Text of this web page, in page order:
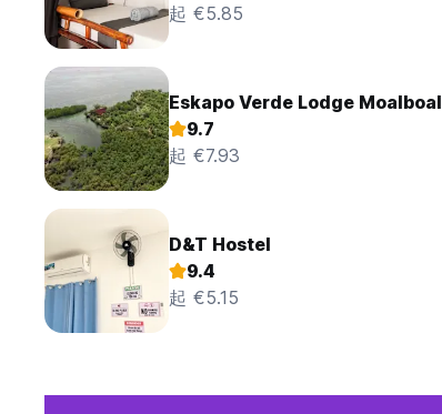
起 €5.85
Eskapo Verde Lodge Moalboal
9.7
起 €7.93
D&T Hostel
9.4
起 €5.15